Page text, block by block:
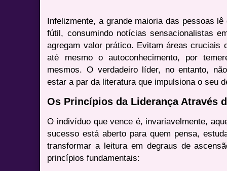
Infelizmente, a grande maioria das pessoas
fútil, consumindo notícias sensacionalistas
agregam valor prático. Evitam áreas cruciais
até mesmo o autoconhecimento, por
mesmos. O verdadeiro líder, no entanto,
estar a par da literatura que impulsiona o seu
Os Princípios da Liderança Através
O indivíduo que vence é, invariavelmente,
sucesso está aberto para quem pensa,
transformar a leitura em degraus de
princípios fundamentais: